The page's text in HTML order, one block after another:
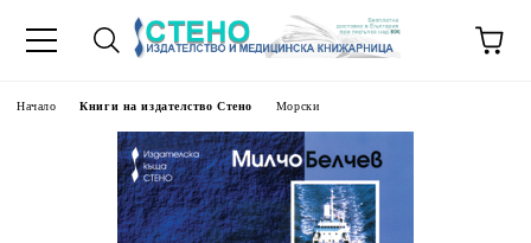
Начало Книги на издателство Стено Морски